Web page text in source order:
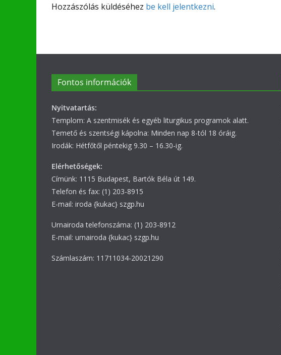
Hozzászólás küldéséhez be kell jelentkezni.
Fontos információk
Nyitvatartás:
Templom: A szentmisék és egyéb liturgikus programok alatt.
Temető és szentségi kápolna: Minden nap 8-tól 18 óráig.
Irodák: Hétfőtől péntekig 9.30 – 16.30-ig.
Elérhetőségek:
Címünk: 1115 Budapest, Bartók Béla út 149.
Telefon és fax: (1) 203-8915
E-mail: iroda {kukac} szgp.hu
Urnairoda telefonszáma: (1) 203-8912
E-mail: urnairoda {kukac} szgp.hu
Számlaszám: 11711034-20021290